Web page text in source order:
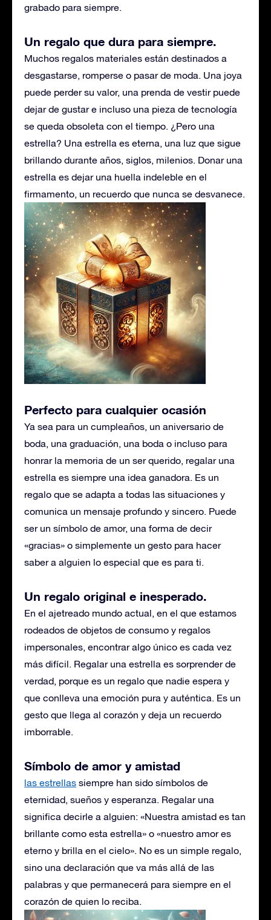
grabado para siempre.
Un regalo que dura para siempre.
Muchos regalos materiales están destinados a
desgastarse, romperse o pasar de moda. Una joya
puede perder su valor, una prenda de vestir puede
dejar de gustar e incluso una pieza de tecnología
se queda obsoleta con el tiempo. ¿Pero una
estrella? Una estrella es eterna, una luz que sigue
brillando durante años, siglos, milenios. Donar una
estrella es dejar una huella indeleble en el
firmamento, un recuerdo que nunca se desvanece.
Perfecto para cualquier ocasión
Ya sea para un cumpleaños, un aniversario de
boda, una graduación, una boda o incluso para
honrar la memoria de un ser querido, regalar una
estrella es siempre una idea ganadora. Es un
regalo que se adapta a todas las situaciones y
comunica un mensaje profundo y sincero. Puede
ser un símbolo de amor, una forma de decir
«gracias» o simplemente un gesto para hacer
saber a alguien lo especial que es para ti.
Un regalo original e inesperado.
En el ajetreado mundo actual, en el que estamos
rodeados de objetos de consumo y regalos
impersonales, encontrar algo único es cada vez
más difícil. Regalar una estrella es sorprender de
verdad, porque es un regalo que nadie espera y
que conlleva una emoción pura y auténtica. Es un
gesto que llega al corazón y deja un recuerdo
imborrable.
Símbolo de amor y amistad
las estrellas siempre han sido símbolos de
eternidad, sueños y esperanza. Regalar una
significa decirle a alguien: «Nuestra amistad es tan
brillante como esta estrella» o «nuestro amor es
eterno y brilla en el cielo». No es un simple regalo,
sino una declaración que va más allá de las
palabras y que permanecerá para siempre en el
corazón de quien lo reciba.